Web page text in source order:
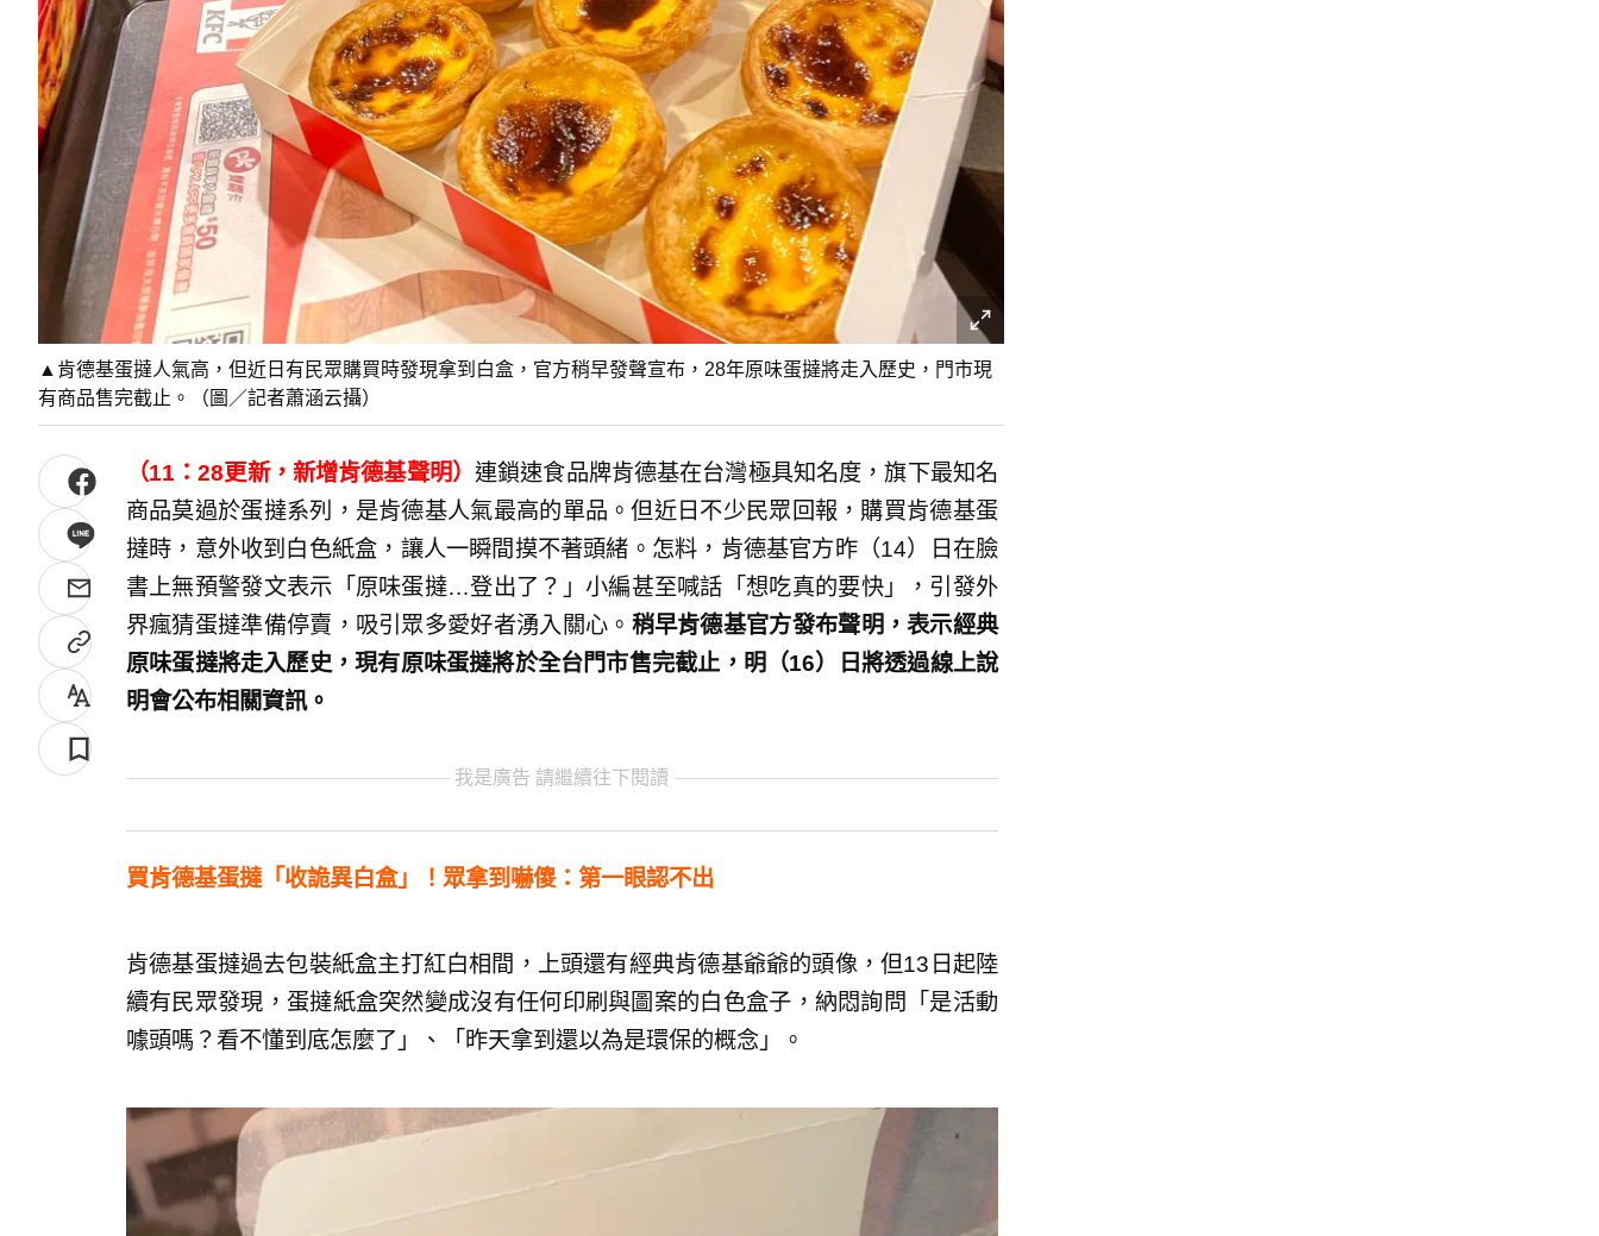
▲肯德基蛋撻人氣高，但近日有民眾購買時發現拿到白盒，官方稍早發聲宣布，28年原味蛋撻將走入歷史，門市現
有商品售完截止。（圖／記者蕭涵云攝）
（11：28更新，新增肯德基聲明） 連鎖速食品牌肯德基在台灣極具知名度，旗下最知名
商品莫過於蛋撻系列，是肯德基人氣最高的單品。但近日不少民眾回報，購買肯德基蛋
撻時，意外收到白色紙盒，讓人一瞬間摸不著頭緒。怎料，肯德基官方昨（14）日在臉
書上無預警發文表示「原味蛋撻…登出了？​」小編甚至喊話「想吃真的要快」，引發外
界瘋猜蛋撻準備停賣，吸引眾多愛好者湧入關心。 稍早肯德基官方發布聲明，表示經典
原味蛋撻將走入歷史，現有原味蛋撻將於全台門市售完截止，明（16）日將透過線上說
明會公布相關資訊。
我是廣告 請繼續往下閱讀
買肯德基蛋撻「收詭異白盒」！眾拿到嚇傻：第一眼認不出
肯德基蛋撻過去包裝紙盒主打紅白相間，上頭還有經典肯德基爺爺的頭像，但13日起陸
續有民眾發現，蛋撻紙盒突然變成沒有任何印刷與圖案的白色盒子，納悶詢問「是活動
噱頭嗎？看不懂到底怎麼了」、「昨天拿到還以為是環保的概念」。